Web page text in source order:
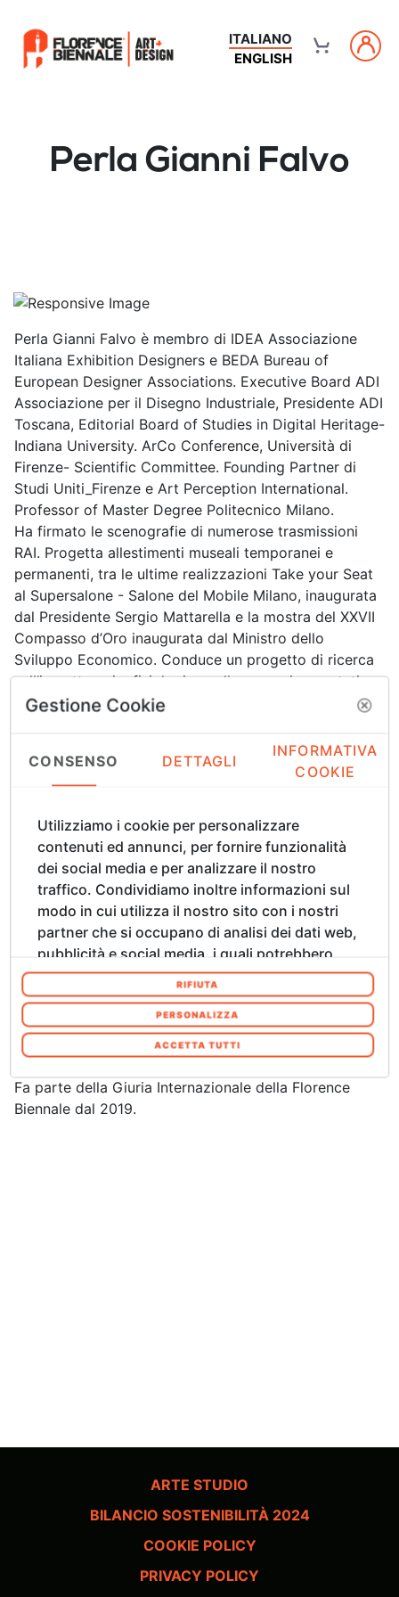
ITALIANO
ENGLISH
Perla Gianni Falvo
Perla Gianni Falvo è membro di IDEA Associazione
Italiana Exhibition Designers e BEDA Bureau of
European Designer Associations. Executive Board ADI
Associazione per il Disegno Industriale, Presidente ADI
Toscana, Editorial Board of Studies in Digital Heritage-
Indiana University. ArCo Conference, Università di
Firenze- Scientific Committee. Founding Partner di
Studi Uniti_Firenze e Art Perception International.
Professor of Master Degree Politecnico Milano.
Ha firmato le scenografie di numerose trasmissioni
RAI. Progetta allestimenti museali temporanei e
permanenti, tra le ultime realizzazioni Take your Seat
al Supersalone - Salone del Mobile Milano, inaugurata
dal Presidente Sergio Mattarella e la mostra del XXVII
Compasso d’Oro inaugurata dal Ministro dello
Sviluppo Economico. Conduce un progetto di ricerca
sull’impatto psicofisiologico nella percezione estetica
documentato da pubblicazioni e Conferenze
Ha ricevuto numerosi riconoscimenti, fra cui: ADI
Design Index, Nomination Compasso d’Oro, Best
Paper Award by the Digital Heritage International
dei Premi” sotto l’egida del Presidente della
Repubblica Italiana.
Vanta collaborazioni con: RAI, CNR ITA BC, CNRS
French National Center for Scientific Research, Indiana
University, V-Must.Net– EU Virtual Museum
Transnational Network of Excellence, National Gallery
di Londra, MuCEM Marsiglia, Digital Heritage
Congress, Master e Centri Universitari, ADI Design
Museum, Salone del Mobile Milano, Opificio delle
pietre Dure di Firenze, Galleria degli Uffizi, Ministero
dei Beni Culturali.
Fa parte della Giuria Internazionale della Florence
Biennale dal 2019.
Gestione Cookie
CONSENSO DETTAGLI
INFORMATIVA
COOKIE
Utilizziamo i cookie per personalizzare
contenuti ed annunci, per fornire funzionalità
dei social media e per analizzare il nostro
traffico. Condividiamo inoltre informazioni sul
modo in cui utilizza il nostro sito con i nostri
partner che si occupano di analisi dei dati web,
pubblicità e social media, i quali potrebbero
combinarle con altre informazioni che ha
fornito loro o che hanno raccolto dal suo
utilizzo dei loro servizi. Acconsenta ai nostri
cookie se continua ad utilizzare il nostro sito
web. In qualsiasi momento è possibile
modificare o revocare il proprio consenso dalla
Informativa sui cookie sul nostro sito Web.
RIFIUTA
PERSONALIZZA
ACCETTA TUTTI
ARTE STUDIO
BILANCIO SOSTENIBILITÀ 2024
COOKIE POLICY
PRIVACY POLICY